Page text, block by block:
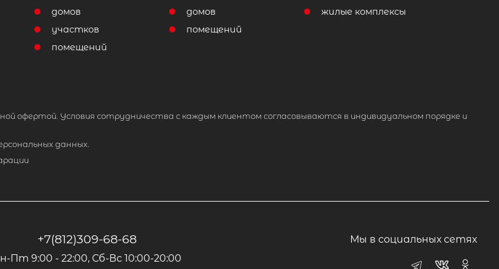
домов
участков
помещений
домов
помещений
жилые комплексы
офертой. Условия сотрудничества с каждым клиентом согласовываются в индивидуальном порядке и
данных.
+7(812)309-68-68
Пт 9:00 - 22:00, Сб-Вс 10:00-20:00
Мы в социальных сетях